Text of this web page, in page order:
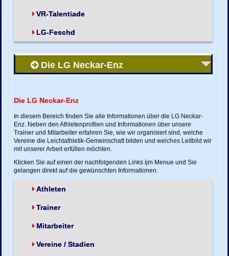
VR-Talentiade
LG-Feschd
Die LG Neckar-Enz
Die LG Neckar-Enz
In diesem Bereich finden Sie alle Informationen über die LG Neckar-
Enz. Neben den Athletenprofilen und Informationen über unsere
Trainer und Mitarbeiter erfahren Sie, wie wir organisiert sind, welche
Vereine die Leichtathletik-Gemeinschaft bilden und welches Leitbild wir
mit unserer Arbeit erfüllen möchten.
Klicken Sie auf einen der nachfolgenden Links ijm Menue und Sie
gelangen direkt auf die gewünschten Informationen.
Athleten
Trainer
Mitarbeiter
Vereine / Stadien